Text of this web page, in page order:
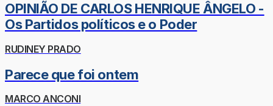
OPINIÃO DE CARLOS HENRIQUE ÂNGELO -
Os Partidos políticos e o Poder
RUDINEY PRADO
Parece que foi ontem
MARCO ANCONI